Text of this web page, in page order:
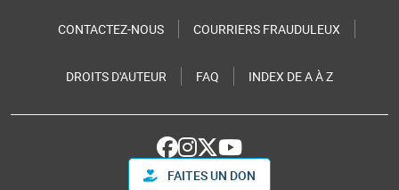
CONTACTEZ-NOUS COURRIERS FRAUDULEUX
DROITS D'AUTEUR FAQ INDEX DE A À Z
FAITES UN DON